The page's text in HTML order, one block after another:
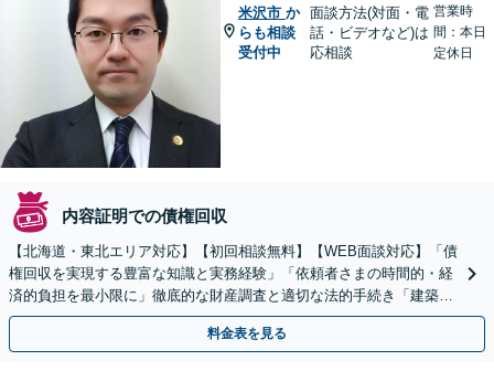
米沢市 か
らも相談
受付中
面談方法(対面・電
話・ビデオなど)は
応相談
営業時
間：本日
定休日
内容証明での債権回収
【北海道・東北エリア対応】【初回相談無料】【WEB面談対応】「債
権回収を実現する豊富な知識と実務経験」「依頼者さまの時間的・経
済的負担を最小限に」徹底的な財産調査と適切な法的手続き「建築会
社、食品会社、不動産オーナー」【休日・夜間相談可】
料金表を見る